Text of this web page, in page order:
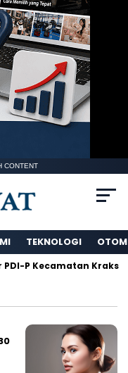
CONTENT
TEKNOLOGI
P Kecamatan Kraksaan